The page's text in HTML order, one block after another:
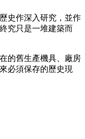
史作深入研究，並作
究只是一堆建築而
的舊生產機具、廠房
必須保存的歷史現